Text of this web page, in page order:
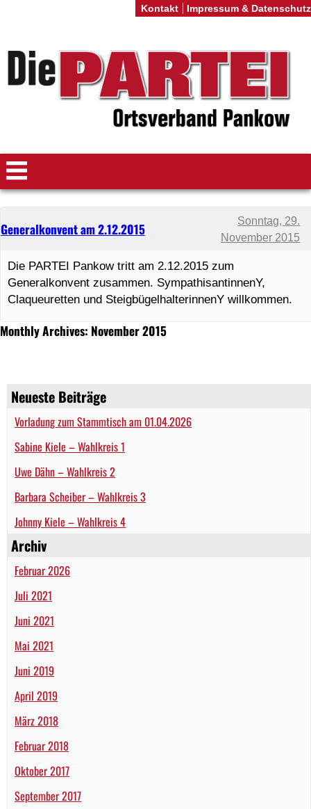
Neueste Beiträge
Vorladung zum Stammtisch am 01.04.2026
Sabine Kiele – Wahlkreis 1
Uwe Dähn – Wahlkreis 2
Barbara Scheiber – Wahlkreis 3
Johnny Kiele – Wahlkreis 4
Archiv
Februar 2026
Juli 2021
Juni 2021
Mai 2021
Juni 2019
April 2019
März 2018
Februar 2018
Oktober 2017
September 2017
Monthly Archives: November 2015
Generalkonvent am 2.12.2015
Sonntag, 29.
November 2015
Die PARTEI Pankow tritt am 2.12.2015 zum
Generalkonvent zusammen. SympathisantinnenY,
Claqueuretten und SteigbügelhalterinnenY willkommen.
Kontakt Impressum & Datenschutz